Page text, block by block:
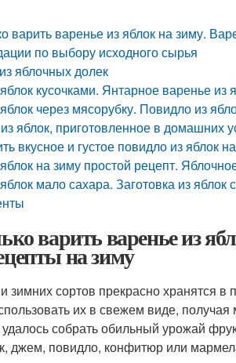
варить варенье из яблок на зиму.
по выбору исходного сырья
яблочных долек
кусочками. Янтарное варенье из
через мясорубку. Повидло из
яблок, приготовленное в домашних
вкусное и густое повидло из яблок
на зиму простой рецепт.
мало сахара. Заготовка из
варить варенье из
на зиму
зимних сортов прекрасно хранятся
их в свежем виде,
собрать обильный урожай
джем, повидло, конфитюр или